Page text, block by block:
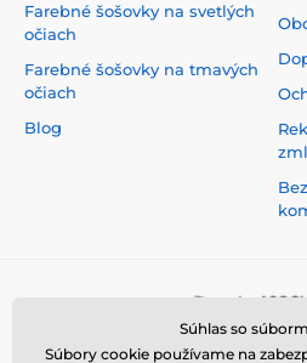
Farebné šošovky na svetlých
očiach
Farebné šošovky na tmavých
očiach
Blog
Súhlas so
Súbory cookie používame na